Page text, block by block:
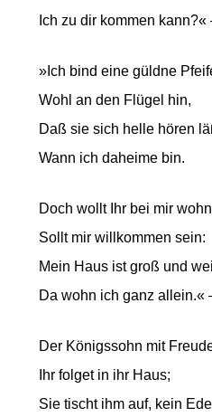
Ich zu dir kommen kann?«
»Ich bind eine güldne
Wohl an den Flügel hin,
Daß sie sich helle hören
Wann ich daheime bin.
Doch wollt Ihr bei mir
Sollt mir willkommen sein:
Mein Haus ist groß und
Da wohn ich ganz allein.«
Der Königssohn mit
Ihr folget in ihr Haus;
Sie tischt ihm auf, kein